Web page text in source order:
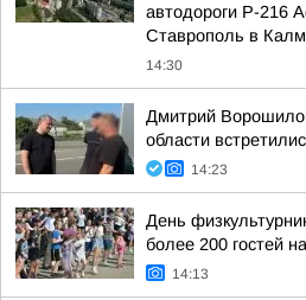
автодороги Р-216
Ставрополь в
14:30
Дмитрий
области
14:23
День
более 200 гостей
14:13